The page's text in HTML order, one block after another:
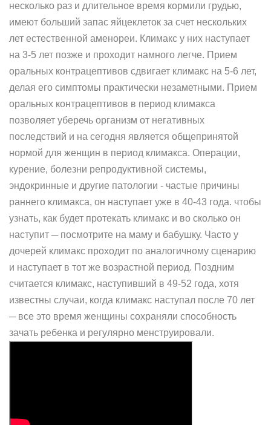
несколько раз и длительное время кормили грудью,
имеют больший запас яйцеклеток за счет нескольких
лет естественной аменореи. Климакс у них наступает
на 3-5 лет позже и проходит намного легче. Прием
оральных контрацептивов сдвигает климакс на 5-6 лет,
делая его симптомы практически незаметными. Прием
оральных контрацептивов в период климакса
позволяет уберечь организм от негативных
последствий и на сегодня является общепринятой
нормой для женщин в период климакса. Операции,
курение, болезни репродуктивной системы,
эндокринные и другие патологии - частые причины
раннего климакса, он наступает уже в 40-43 года. чтобы
узнать, как будет протекать климакс и во сколько он
наступит ─ посмотрите на маму и бабушку. Часто у
дочерей климакс проходит по аналогичному сценарию
и наступает в тот же возрастной период. Поздним
считается климакс, наступивший в 49-52 года, хотя
известны случаи, когда климакс наступал после 70 лет
─ все это время женщины сохраняли способность
зачать ребенка и регулярно менструировали.